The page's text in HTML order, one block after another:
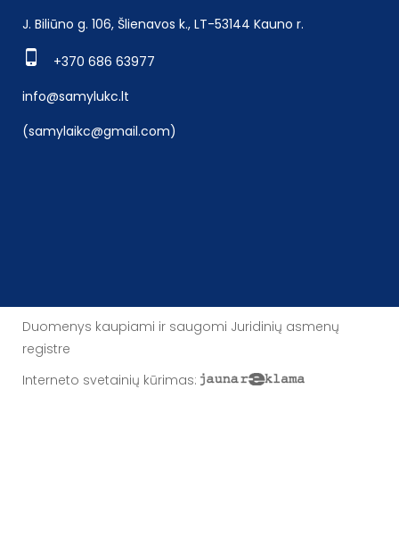
J. Biliūno g. 106, Šlienavos k., LT-53144 Kauno r.
+370 686 63977
info@samylukc.lt
(samylaikc@gmail.com)
Duomenys kaupiami ir saugomi Juridinių asmenų
registre
Interneto svetainių kūrimas: